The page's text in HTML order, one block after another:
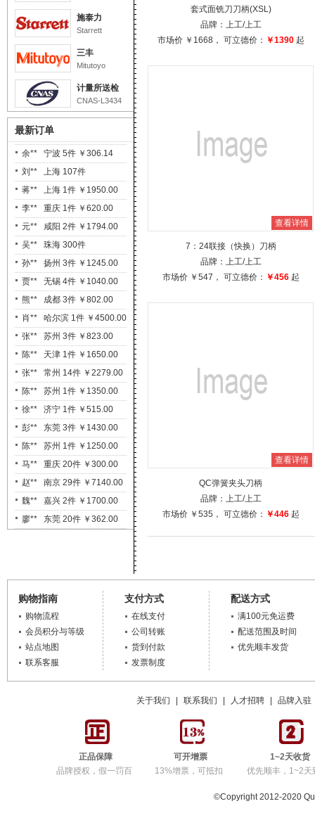
施泰力
Starrett
三丰
Mitutoyo
计量所送检
CNAS-L3434
最新订单
陈** 苏州 3件 ￥3300.00
凌** 上海 2件 ￥4100.00
元** 咸阳 10件 ￥3500.00
王** 苏州 5件 ￥787.00
冯** 长沙 4件 ￥376.00
余** 宁波 5件 ￥306.14
刘** 上海 107件
￥2949.70
蒋** 上海 1件 ￥1950.00
李** 重庆 1件 ￥620.00
元** 咸阳 2件 ￥1794.00
吴** 珠海 300件
￥20940.03
孙** 扬州 3件 ￥1245.00
贾** 无锡 4件 ￥1040.00
熊** 成都 3件 ￥802.00
肖** 哈尔滨 1件 ￥4500.00
张** 苏州 3件 ￥823.00
陈** 天津 1件 ￥1650.00
张** 常州 14件 ￥2279.00
陈** 苏州 1件 ￥1350.00
徐** 济宁 1件 ￥515.00
彭** 东莞 3件 ￥1430.00
陈** 苏州 1件 ￥1250.00
马** 重庆 20件 ￥300.00
赵** 南京 29件 ￥7140.00
魏** 嘉兴 2件 ￥1700.00
廖** 东莞 20件 ￥362.00
李** 遵义 2件 ￥376.00
袁** 绵阳 1件 ￥195.00
JY** 台湾 1件 ￥728.00
廖** 梅州 1件 ￥2100.00
戚** 宁波 1件 ￥460.00
刘** 西安 1件 ￥600.00
魏** 杭州 20件 ￥2850.00
鲁** 成都 1件 ￥1812.00
曹** 银川 1件 ￥3090.00
刘** 沧州 2件 ￥1720.00
李** 长沙 1件 ￥1135.00
毛** 福州 2件 ￥630.00
套式面铣刀刀柄(XSL)
品牌： 上工/上工
市场价 ￥1668， 可立德价： ￥1390起
查看详情
7：24联接（快换）刀柄
品牌： 上工/上工
市场价 ￥547 ， 可立德价： ￥456起
查看详情
QC弹簧夹头刀柄
品牌： 上工/上工
市场价 ￥535 ， 可立德价： ￥446起
购物指南
购物流程
会员积分与等级
站点地图
联系客服
支付方式
在线支付
公司转账
货到付款
发票制度
配送方式
满100元免运费
配送范围及时间
优先顺丰发货
关于我们 联系我们 人才招聘 品牌入驻
正品保障
品牌授权，假一罚百
可开增票
13%增票，可抵扣
1~2天收货
优先顺丰，1~2天
©Copyright 2012-2020